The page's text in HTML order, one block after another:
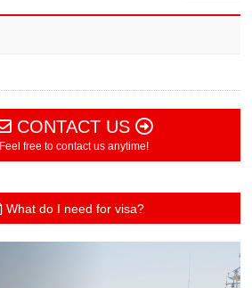
CONTACT US
Feel free to contact us anytime!
What do I need for visa?